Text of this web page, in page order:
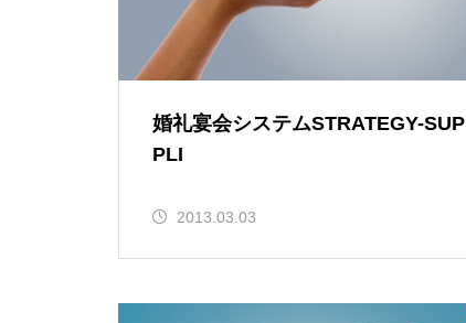
婚礼宴会システムSTRATEGY-SUP
PLI
2013.03.03